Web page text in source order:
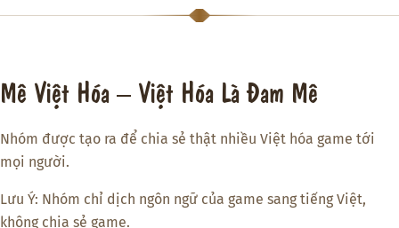
Mê Việt Hóa – Việt Hóa Là Đam Mê
Nhóm được tạo ra để chia sẻ thật nhiều Việt hóa game tới
mọi người.
Lưu Ý: Nhóm chỉ dịch ngôn ngữ của game sang tiếng Việt,
không chia sẻ game.